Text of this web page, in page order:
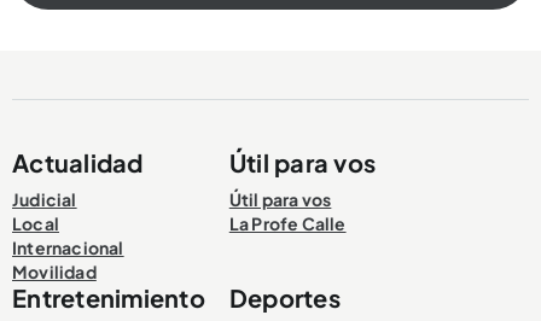
Actualidad
Judicial
Local
Internacional
Movilidad
Útil para vos
Útil para vos
La Profe Calle
Entretenimiento Deportes